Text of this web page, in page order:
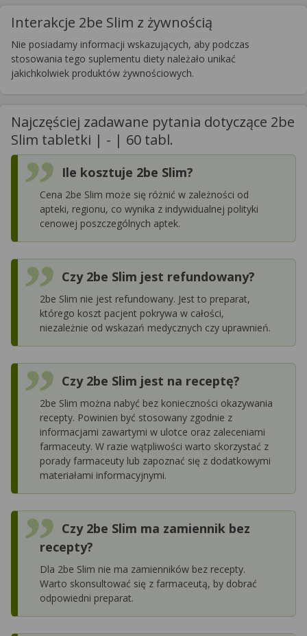
Interakcje 2be Slim z żywnością
Nie posiadamy informacji wskazujących, aby podczas
stosowania tego suplementu diety należało unikać
jakichkolwiek produktów żywnościowych.
Najczęściej zadawane pytania dotyczące 2be
Slim tabletki | - | 60 tabl.
Ile kosztuje 2be Slim?
Cena 2be Slim może się różnić w zależności od
apteki, regionu, co wynika z indywidualnej polityki
cenowej poszczególnych aptek.
Czy 2be Slim jest refundowany?
2be Slim nie jest refundowany. Jest to preparat,
którego koszt pacjent pokrywa w całości,
niezależnie od wskazań medycznych czy uprawnień.
Czy 2be Slim jest na receptę?
2be Slim można nabyć bez konieczności okazywania
recepty. Powinien być stosowany zgodnie z
informacjami zawartymi w ulotce oraz zaleceniami
farmaceuty. W razie wątpliwości warto skorzystać z
porady farmaceuty lub zapoznać się z dodatkowymi
materiałami informacyjnymi.
Czy 2be Slim ma zamiennik bez
recepty?
Dla 2be Slim nie ma zamienników bez recepty.
Warto skonsultować się z farmaceutą, by dobrać
odpowiedni preparat.